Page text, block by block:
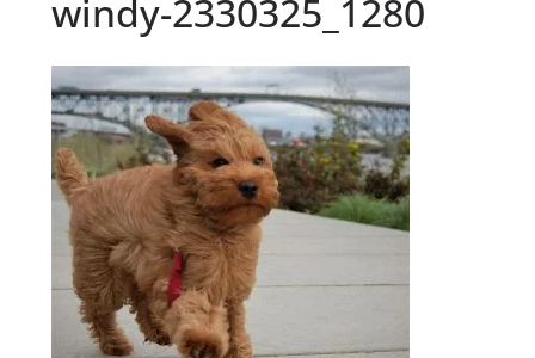
windy-2330325_1280